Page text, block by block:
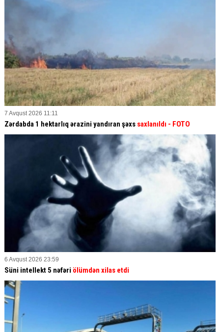
7 Avqust 2026 11:11
Zərdabda 1 hektarlıq ərazini yandıran şəxs saxlanıldı - FOTO
6 Avqust 2026 23:59
Süni intellekt 5 nəfəri ölümdən xilas etdi